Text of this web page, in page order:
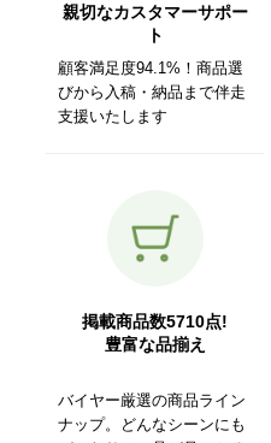
親切なカスタマーサポー
ト
顧客満足度94.1%！商品選
びから入稿・納品まで伴走
支援いたします
掲載商品数5710点!
豊富な品揃え
バイヤー厳選の商品ライン
ナップ。どんなシーンにも